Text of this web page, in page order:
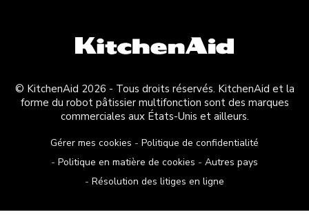
© KitchenAid 2026 - Tous droits réservés. KitchenAid et la
forme du robot pâtissier multifonction sont des marques
commerciales aux États-Unis et ailleurs.
Gérer mes cookies
Politique de confidentialité
Politique en matière de cookies
Autres pays
Résolution des litiges en ligne